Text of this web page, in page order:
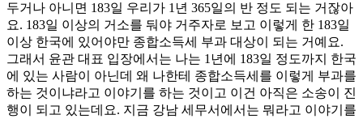
두거나 아니면 183일 우리가 1년 365일의 반 정도 되는 거잖아
요. 183일 이상의 거소를 둬야 거주자로 보고 이렇게 한 183일
이상 한국에 있어야만 종합소득세 부과 대상이 되는 거예요.
그래서 윤관 대표 입장에서는 나는 1년에 183일 정도까지 한국
에 있는 사람이 아닌데 왜 나한테 종합소득세를 이렇게 부과를
하는 것이냐라고 이야기를 하는 것이고 이건 아직은 소송이 진
행이 되고 있는데요. 지금 강남 세무서에서는 뭐라고 이야기를